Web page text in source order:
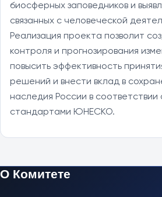
биосферных заповедников и
связанных с человеческой
Реализация проекта позволит
контроля и прогнозирования
повысить эффективность
решений и внести вклад в
наследия России в
стандартами ЮНЕСКО.
О Комитете